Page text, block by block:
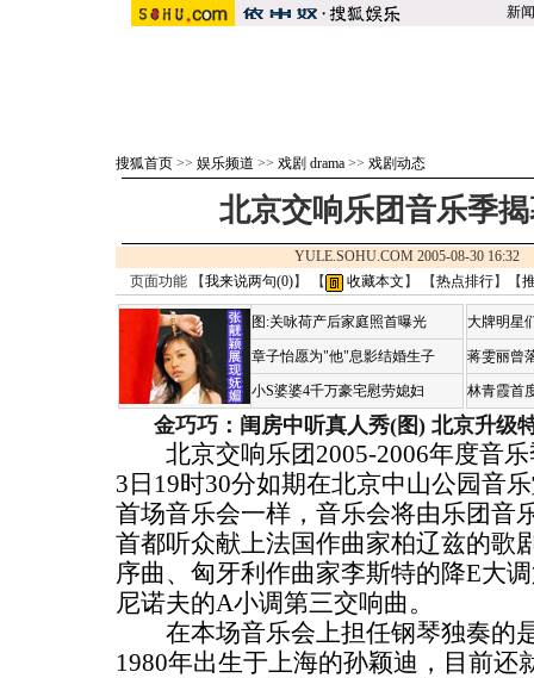
新闻
搜狐首页 >> 娱乐频道 >> 戏剧 drama >> 戏剧动态
北京交响乐团音乐季
YULE.SOHU.COM 2005-08-30
页面功能 【我来说两句(0)】 【 收藏本文 】 【热点排行】【
图:关咏荷产后家庭照首曝光
章子怡愿为"他"息影结婚生子
小S婆婆4千万豪宅慰劳媳妇
大牌明星
蒋雯丽曾
林青霞首
金巧巧：闺房中听真人秀(图) 北京升级
北京交响乐团2005-2006年度音乐
3日19时30分如期在北京中山公园音
首场音乐会一样，音乐会将由乐团音
首都听众献上法国作曲家柏辽兹的歌
序曲、匈牙利作曲家李斯特的降E大
尼诺夫的A小调第三交响曲。
在本场音乐会上担任钢琴独奏的
1980年出生于上海的孙颖迪，目前还